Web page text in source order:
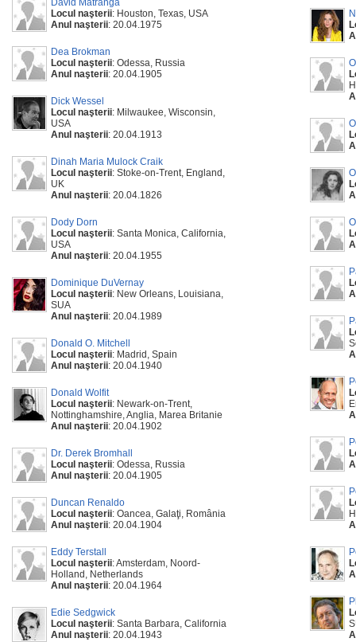
David Matranga
Locul naşterii: Houston, Texas, USA
Anul naşterii: 20.04.1975
Dea Brokman
Locul naşterii: Odessa, Russia
Anul naşterii: 20.04.1905
Dick Wessel
Locul naşterii: Milwaukee, Wisconsin,
USA
Anul naşterii: 20.04.1913
Dinah Maria Mulock Craik
Locul naşterii: Stoke-on-Trent, England,
UK
Anul naşterii: 20.04.1826
Dody Dorn
Locul naşterii: Santa Monica, California,
USA
Anul naşterii: 20.04.1955
Dominique DuVernay
Locul naşterii: New Orleans, Louisiana,
SUA
Anul naşterii: 20.04.1989
Donald O. Mitchell
Locul naşterii: Madrid, Spain
Anul naşterii: 20.04.1940
Donald Wolfit
Locul naşterii: Newark-on-Trent,
Nottinghamshire, Anglia, Marea Britanie
Anul naşterii: 20.04.1902
Dr. Derek Bromhall
Locul naşterii: Odessa, Russia
Anul naşterii: 20.04.1905
Duncan Renaldo
Locul naşterii: Oancea, Galaţi, România
Anul naşterii: 20.04.1904
Eddy Terstall
Locul naşterii: Amsterdam, Noord-
Holland, Netherlands
Anul naşterii: 20.04.1964
Edie Sedgwick
Locul naşterii: Santa Barbara, California
Anul naşterii: 20.04.1943